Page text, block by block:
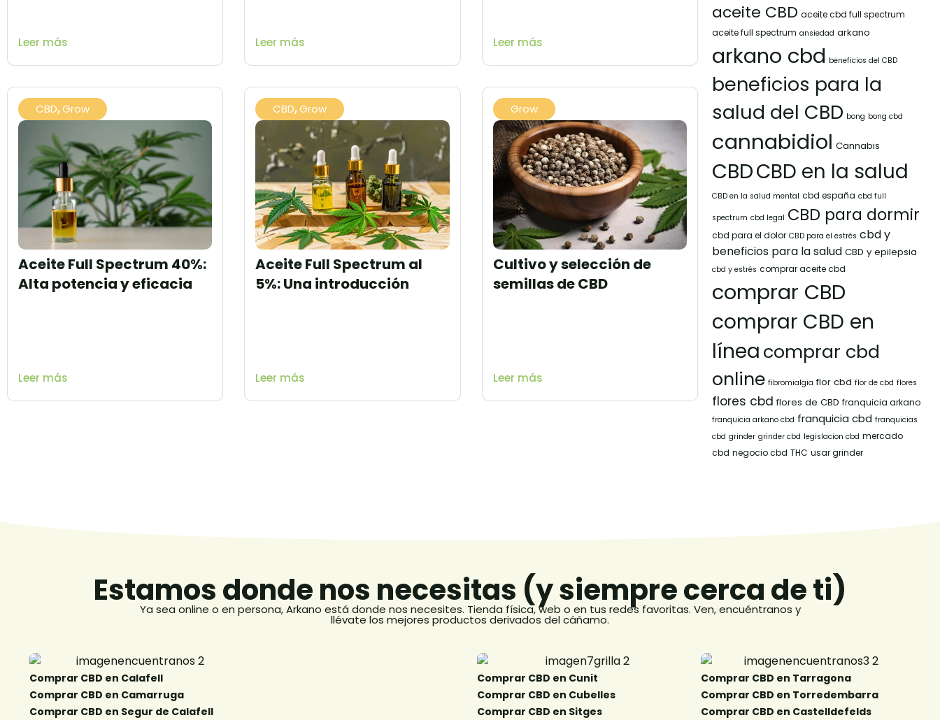
Leer más Leer más Leer más
CBD,Grow
Aceite Full Spectrum 40%:
Alta potencia y eficacia
Leer más
CBD,Grow
Aceite Full Spectrum al
5%: Una introducción
Leer más
Grow
Cultivo y selección de
semillas de CBD
Leer más
aceite CBD aceite cbd full spectrum
aceite full spectrum ansiedad arkano
arkano cbd beneficios del CBD
beneficios para la
salud del CBD bong bong cbd
cannabidiol Cannabis
CBDCBD en la salud
CBD en la salud mental cbd españa cbd full
spectrum cbd legal CBD para dormir
cbd para el dolor CBD para el estrés cbd y
beneficios para la salud CBD y epilepsia
cbd y estrés comprar aceite cbd
comprar CBD
comprar CBD en
líneacomprar cbd
online fibromialgia flor cbd flor de cbd flores
flores cbd flores de CBD franquicia arkano
franquicia arkano cbd franquicia cbd franquicias
cbd grinder grinder cbd legislacion cbd mercado
cbd negocio cbd THC usar grinder
Estamos donde nos necesitas (y siempre cerca de ti)
Ya sea online o en persona, Arkano está donde nos necesites. Tienda física, web o en tus redes favoritas. Ven, encuéntranos y
llévate los mejores productos derivados del cáñamo.
Comprar CBD en Calafell
Comprar CBD en Camarruga​
Comprar CBD en Segur de Calafell​
Comprar CBD en Cunit ​
Comprar CBD en Cubelles ​
Comprar CBD en Sitges​
Comprar CBD en Tarragona ​
Comprar CBD en Torredembarra ​
Comprar CBD en Castelldefelds​